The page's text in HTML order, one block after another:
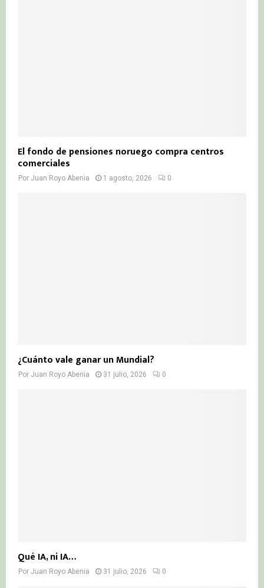
El fondo de pensiones noruego compra centros
comerciales
Por Juan Royo Abenia 1 agosto, 2026 0
¿Cuánto vale ganar un Mundial?
Por Juan Royo Abenia 31 julio, 2026 0
Qué IA, ni IA…
Por Juan Royo Abenia 31 julio, 2026 0